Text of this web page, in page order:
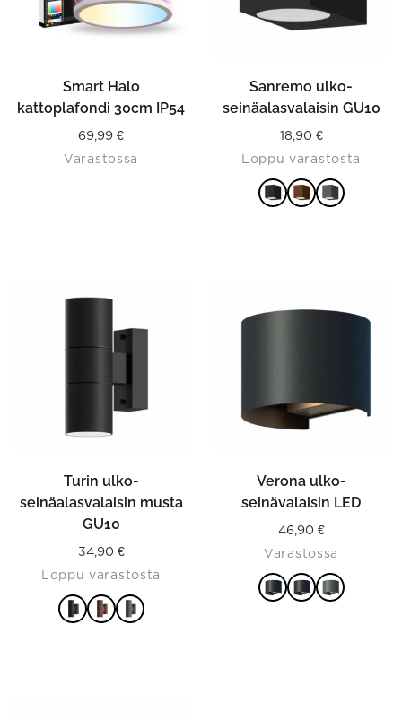
Smart Halo
kattoplafondi 30cm IP54
69,99 €
Varastossa
VALITSE
be
chosen
product
page
Sanremo ulko-
seinäalasvalaisin GU10
18,90 €
Loppu varastosta
VALITSE
VAIHTOEHDOISTA
product
multiple
variants.
options
may
be
chosen
product
page
Turin ulko-
seinäalasvalaisin musta
GU10
34,90 €
Loppu varastosta
VALITSE
be
chosen
product
page
Verona ulko-
seinävalaisin LED
46,90 €
Varastossa